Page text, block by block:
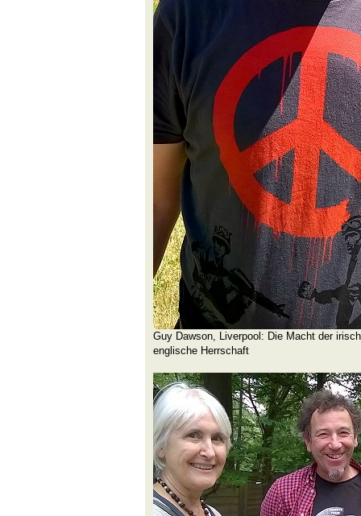
Guy Dawson, Liverpool: Die Macht der
englische Herrschaft